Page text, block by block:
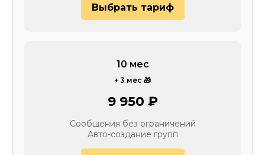
Выбрать тариф
10 мес
+ 3 мес 🎁
9 950 ₽
Сообщения без ограничений
Авто-создание групп